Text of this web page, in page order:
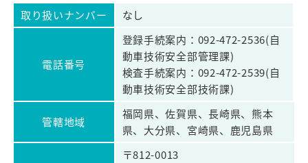
取り扱いナンバー なし
電話番号
登録手続案内：092-472-2536(自
動車技術安全部管理課)
検査手続案内：092-472-2539(自
動車技術安全部技術課)
管轄地域
福岡県、佐賀県、長崎県、熊本
県、大分県、宮崎県、鹿児島県
〒812-0013